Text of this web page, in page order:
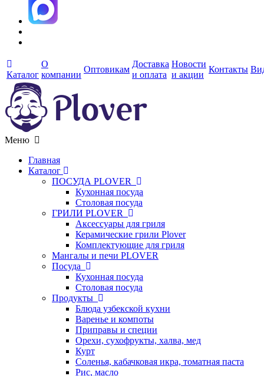
Каталог
О
компании
Оптовикам
Доставка
и оплата
Новости
и акции
Контакты
Меню
Главная
Каталог
ПОСУДА PLOVER
Кухонная посуда
Столовая посуда
ГРИЛИ PLOVER
Аксессуары для гриля
Керамические грили Plover
Комплектующие для гриля
Мангалы и печи PLOVER
Посуда
Кухонная посуда
Столовая посуда
Продукты
Блюда узбекской кухни
Варенье и компоты
Приправы и специи
Орехи, сухофрукты, халва, мед
Курт
Соленья, кабачковая икра, томатная паста
Рис, масло